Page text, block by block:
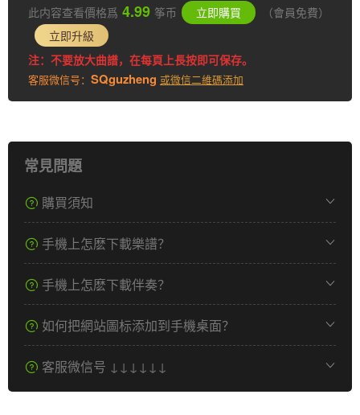
此内容查看價格爲 4.99 筝币 立即購買
（會員免費）
立即升級
注：不要放大曲譜，在每頁上長按即可保存。
客服微信号： SQguzheng 或微信二維碼添加
常見問題
購買須知
手機上怎麽下載樂譜？
手機上怎麽下載伴奏？
如何把網站圖标添加到手機桌面？
客服微信号 ↓↓↓↓↓↓